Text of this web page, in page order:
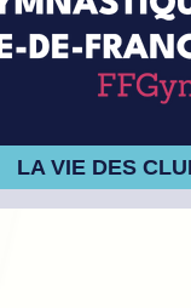
LA VIE DES